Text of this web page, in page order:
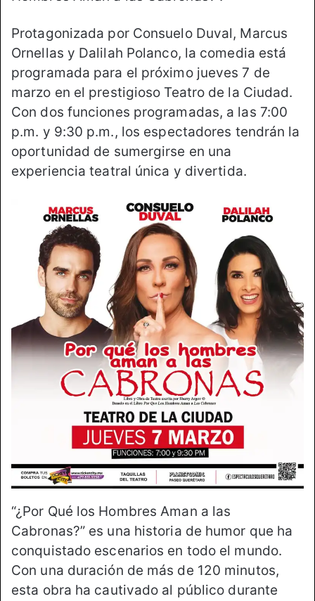
Protagonizada por Consuelo Duval, Marcus
Ornellas y Dalilah Polanco, la comedia está
programada para el próximo jueves 7 de
marzo en el prestigioso Teatro de la Ciudad.
Con dos funciones programadas, a las 7:00
p.m. y 9:30 p.m., los espectadores tendrán la
oportunidad de sumergirse en una
experiencia teatral única y divertida.
“¿Por Qué los Hombres Aman a las
Cabronas?” es una historia de humor que ha
conquistado escenarios en todo el mundo.
Con una duración de más de 120 minutos,
esta obra ha cautivado al público durante